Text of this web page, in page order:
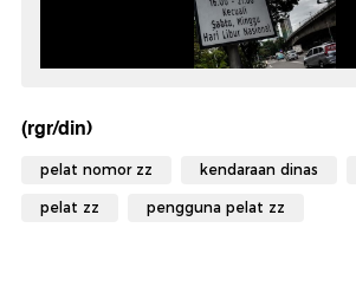
(rgr/din)
pelat nomor zz kendaraan dinas
pelat zz pengguna pelat zz